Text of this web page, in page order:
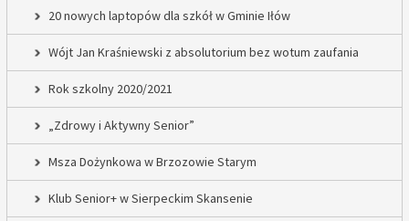
20 nowych laptopów dla szkół w Gminie Iłów
Wójt Jan Kraśniewski z absolutorium bez wotum zaufania
Rok szkolny 2020/2021
„Zdrowy i Aktywny Senior”
Msza Dożynkowa w Brzozowie Starym
Klub Senior+ w Sierpeckim Skansenie